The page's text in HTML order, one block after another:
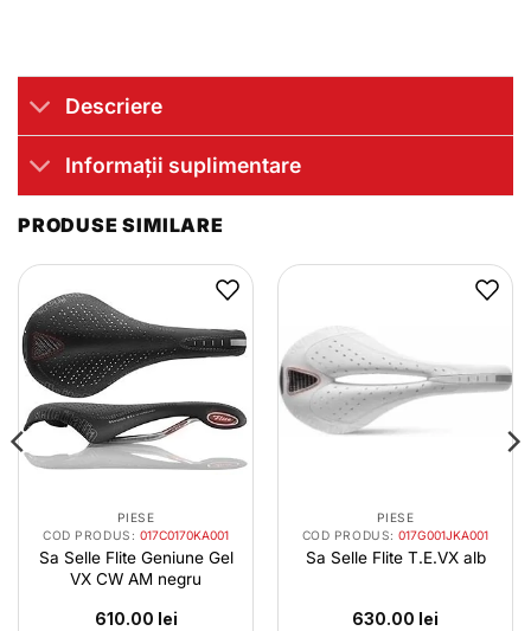
Descriere
Informații suplimentare
PRODUSE SIMILARE
PIESE
COD PRODUS: 017C0170KA001
Sa Selle Flite Geniune Gel
VX CW AM negru
610.00 lei
PIESE
COD PRODUS:017G001JKA001
Sa Selle Flite T.E.VX alb
630.00 lei